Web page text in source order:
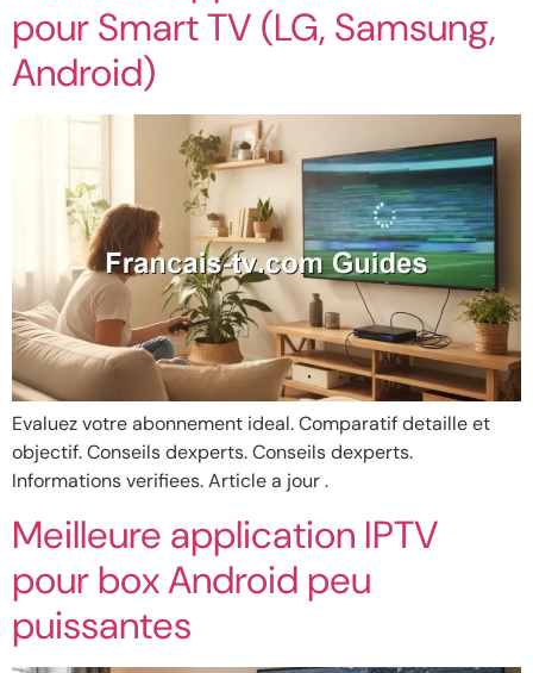
pour Smart TV (LG, Samsung,
Android)
Evaluez votre abonnement ideal. Comparatif detaille et
objectif. Conseils dexperts. Conseils dexperts.
Informations verifiees. Article a jour .
Meilleure application IPTV
pour box Android peu
puissantes